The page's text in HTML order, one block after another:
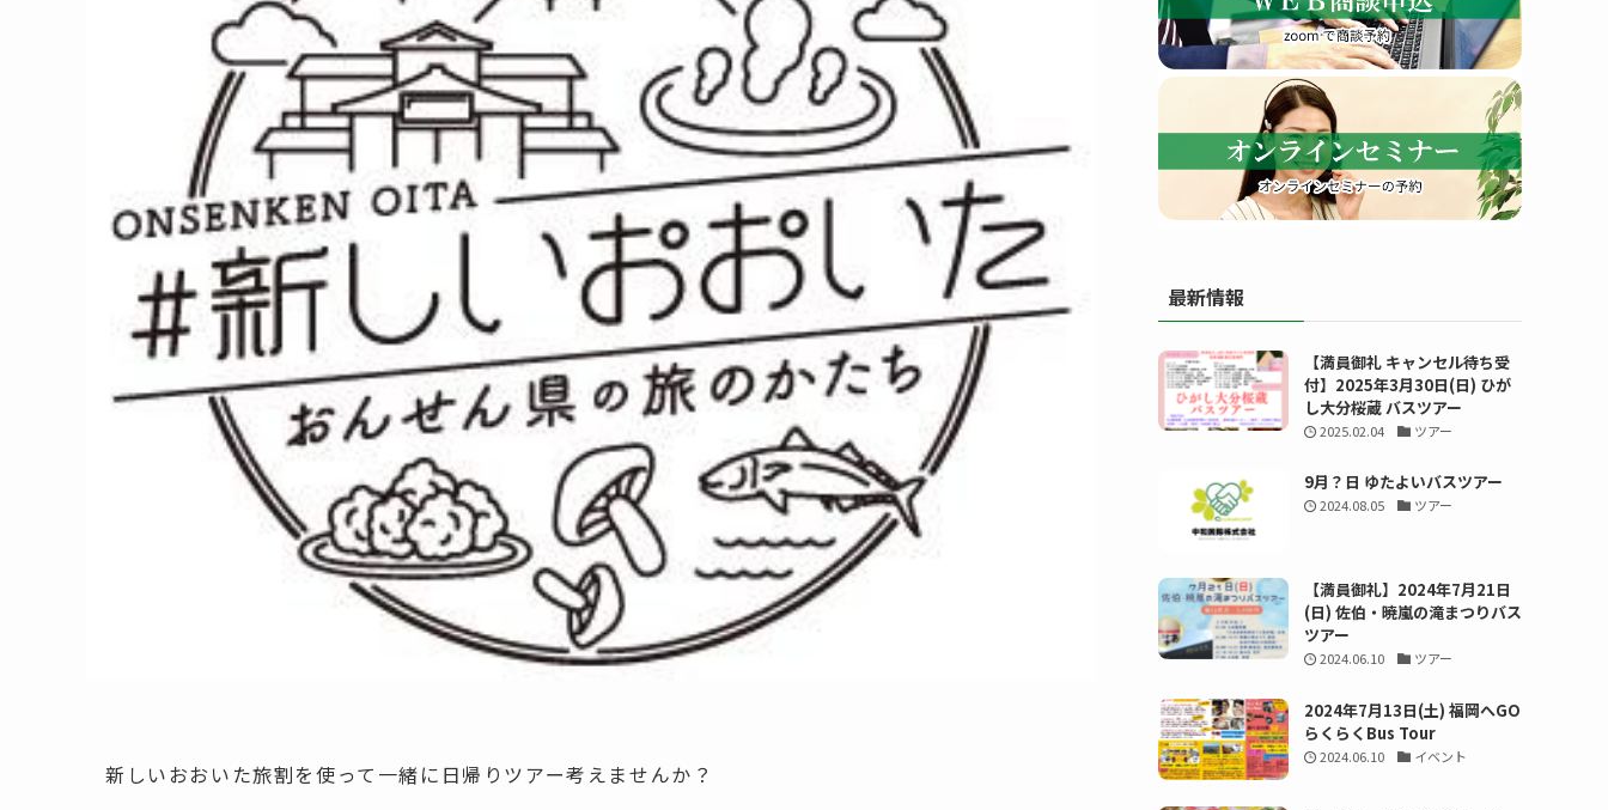
新しいおおいた旅割を使って一緒に日帰りツアー考えませんか？
す
る
最新情報
【満員御礼 キャンセル待ち受
付】2025年3月30日(日) ひが
し大分桜蔵 バスツアー
2025.02.04 ツアー
9月？日 ゆたよいバスツアー
2024.08.05 ツアー
【満員御礼】2024年7月21日
(日) 佐伯・暁嵐の滝まつりバス
ツアー
2024.06.10 ツアー
2024年7月13日(土) 福岡へGO
らくらくBus Tour
2024.06.10 イベント